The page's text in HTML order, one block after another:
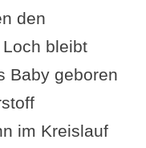
den
bleibt
Baby geboren
im Kreislauf